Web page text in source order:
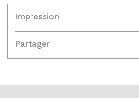
Impression
Partager